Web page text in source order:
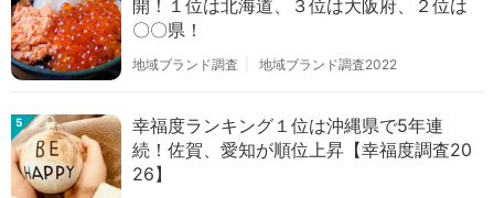
開！１位は北海道、３位は大阪府、２位は
〇〇県！
地域ブランド調査 地域ブランド調査2022
5
幸福度ランキング１位は沖縄県で5年連
続！佐賀、愛知が順位上昇【幸福度調査20
26】